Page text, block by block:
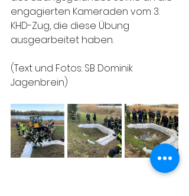
engagierten Kameraden vom 3.
KHD-Zug, die diese Übung
ausgearbeitet haben.
(Text und Fotos: SB Dominik
Jagenbrein)